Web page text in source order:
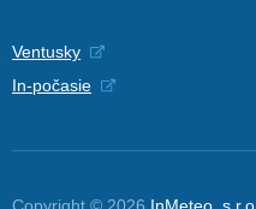
Ventusky
In-počasie
Copyright © 2026 InMeteo, s.r.o.